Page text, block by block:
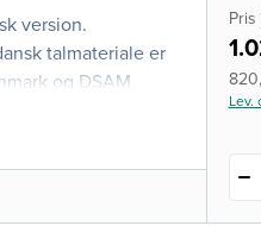
version.
talmateriale er
og DSAM.
i-
Pris
Lev.